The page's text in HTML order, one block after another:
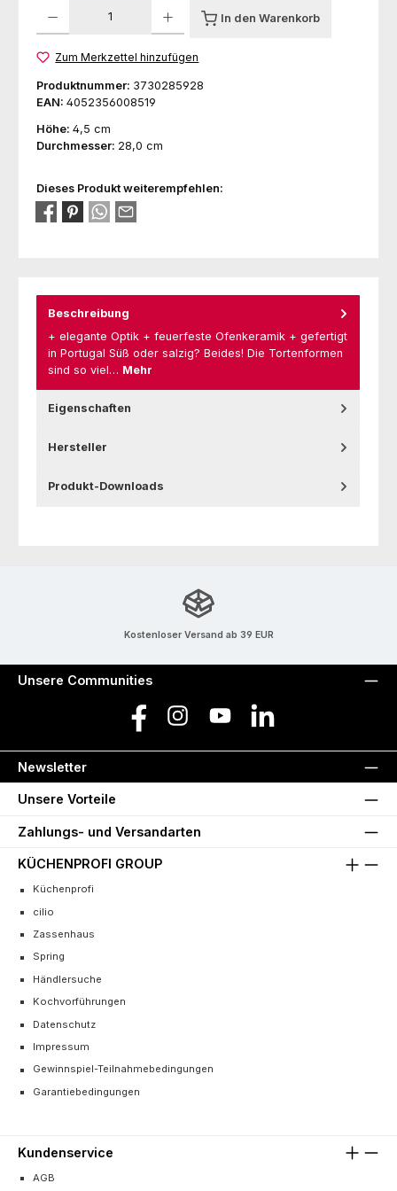
In den Warenkorb
Zum Merkzettel hinzufügen
Produktnummer: 3730285928
EAN: 4052356008519
Höhe: 4,5 cm
Durchmesser: 28,0 cm
Dieses Produkt weiterempfehlen:
Beschreibung
+ elegante Optik + feuerfeste Ofenkeramik + gefertigt
in Portugal Süß oder salzig? Beides! Die Tortenformen
sind so viel… Mehr
Eigenschaften
Hersteller
Produkt-Downloads
Kostenloser Versand ab 39 EUR
Unsere Communities
Facebook Instagram YouTube LinkedIn
Newsletter
Unsere Vorteile
Zahlungs- und Versandarten
KÜCHENPROFI GROUP
Küchenprofi
cilio
Zassenhaus
Spring
Händlersuche
Kochvorführungen
Datenschutz
Impressum
Gewinnspiel-Teilnahmebedingungen
Garantiebedingungen
Kundenservice
AGB